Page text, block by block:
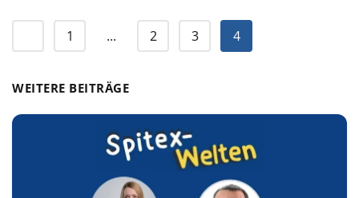
1 ... 2 3 4
WEITERE BEITRÄGE